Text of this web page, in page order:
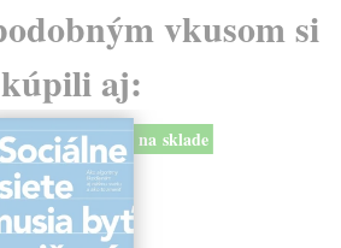
vkusom si
kúpili aj:
na sklade